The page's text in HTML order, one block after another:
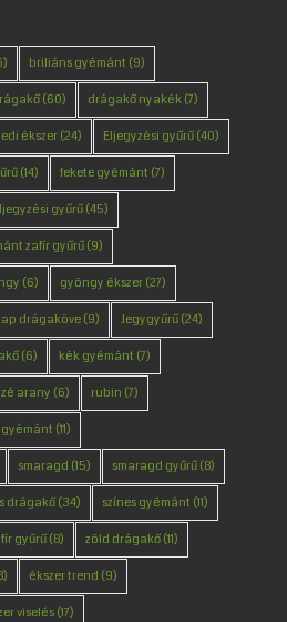
briliáns gyémánt (9)
(60) drágakő nyakék(7)
ékszer(24) Eljegyzési gyűrű(40)
(14) fekete gyémánt (7)
gyűrű(45)
zafír gyűrű(9)
(6) gyöngy ékszer(27)
drágaköve(9) Jegygyűrű(24)
(6) kék gyémánt (7)
arany (6) rubin (7)
gyémánt (11)
smaragd (15) smaragd gyűrű(8)
drágakő(34) színes gyémánt (11)
gyűrű(8) zöld drágakő(11)
ékszer trend (9)
viselés(17)